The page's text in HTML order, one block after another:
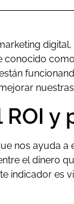
conocido
ROI
nos ayuda
el dinero
indicador es